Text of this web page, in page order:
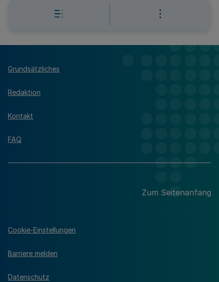
Grundsätzliches
Redaktion
Kontakt
FAQ
Zum Seitenanfang
Cookie-Einstellungen
Barriere melden
Datenschutz